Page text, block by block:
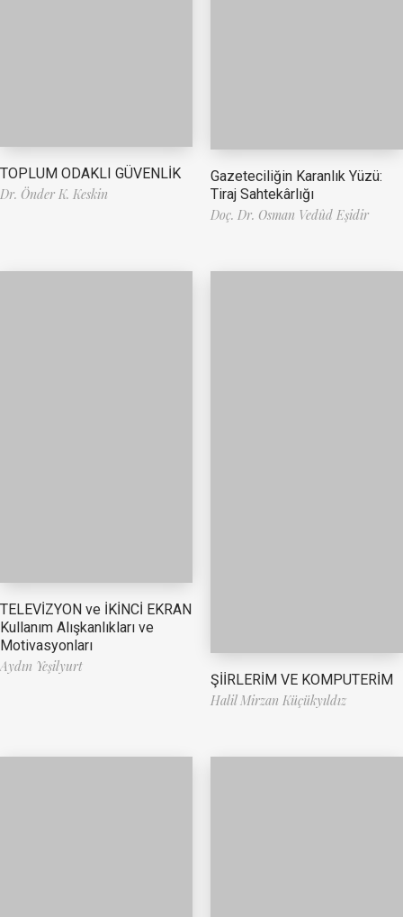
TOPLUM ODAKLI GÜVENLİK
Dr. Önder K. Keskin
Gazeteciliğin Karanlık Yüzü:
Tiraj Sahtekârlığı
Doç. Dr. Osman Vedûd Eşidir
TELEVİZYON ve İKİNCİ EKRAN
Kullanım Alışkanlıkları ve
Motivasyonları
Aydın Yeşilyurt
ŞİİRLERİM VE KOMPUTERİM
Halil Mirzan Küçükyıldız